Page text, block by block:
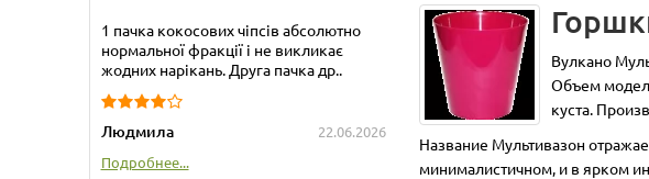
1 пачка кокосових чіпсів абсолютно
нормальної фракції і не викликає
жодних нарікань. Друга пачка др..
Людмила
22.06.2026
Подробнее...
Вулкано
Объем
куста.
Название Мультивазон
минималистичном, и в ярком